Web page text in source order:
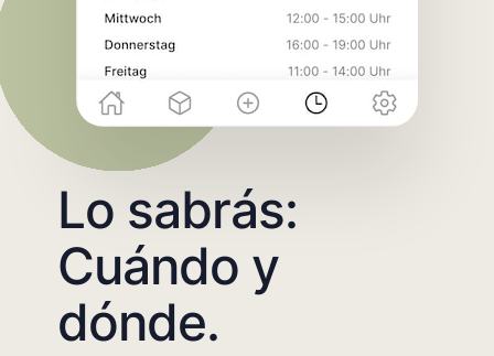
Lo sabrás:
Cuándo y
dónde.